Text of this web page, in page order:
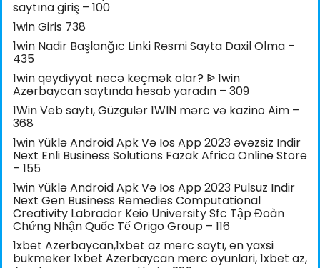
saytına giriş – 100
1win Giris 738
1win Nadir Başlanğıc Linki Rəsmi Sayta Daxil Olma –
435
1win qeydiyyat necə keçmək olar? ᐉ 1win
Azərbaycan saytında hesab yaradın – 309
1Win Veb saytı, Güzgülər 1WIN mərc və kazino Aim –
368
1win Yüklə Android Apk Və Ios App 2023 əvəzsiz Indir
Next Enli Business Solutions Fazak Africa Online Store
– 155
1win Yüklə Android Apk Və Ios App 2023 Pulsuz Indir
Next Gen Business Remedies Computational
Creativity Labrador Keio University Sfc Tập Đoàn
Chứng Nhận Quốc Tế Origo Group – 116
1xbet Azerbaycan,1xbet az merc saytı, en yaxsi
bukmeker 1xbet Azerbaycan merc oyunlari, 1xbet az,